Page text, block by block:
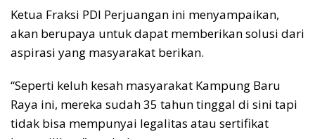
Ketua Fraksi PDI Perjuangan ini menyampaikan,
akan berupaya untuk dapat memberikan solusi dari
aspirasi yang masyarakat berikan.
“Seperti keluh kesah masyarakat Kampung Baru
Raya ini, mereka sudah 35 tahun tinggal di sini tapi
tidak bisa mempunyai legalitas atau sertifikat